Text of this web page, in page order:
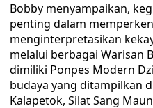
Bobby menyampaikan,
penting dalam
menginterpretasikan
melalui berbagai Warisan
dimiliki Ponpes Modern
budaya yang ditampilkan
Kalapetok, Silat Sang